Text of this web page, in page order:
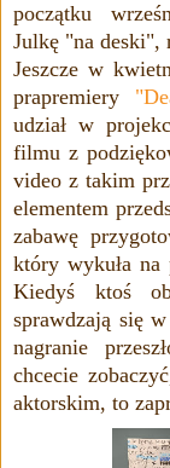
początku
Julkę "na deski",
Jeszcze w
prapremiery
udział w
filmu z
video z takim
elementem
zabawę
który wykuła na
Kiedyś ktoś
sprawdzają się
nagranie
chcecie
aktorskim, to